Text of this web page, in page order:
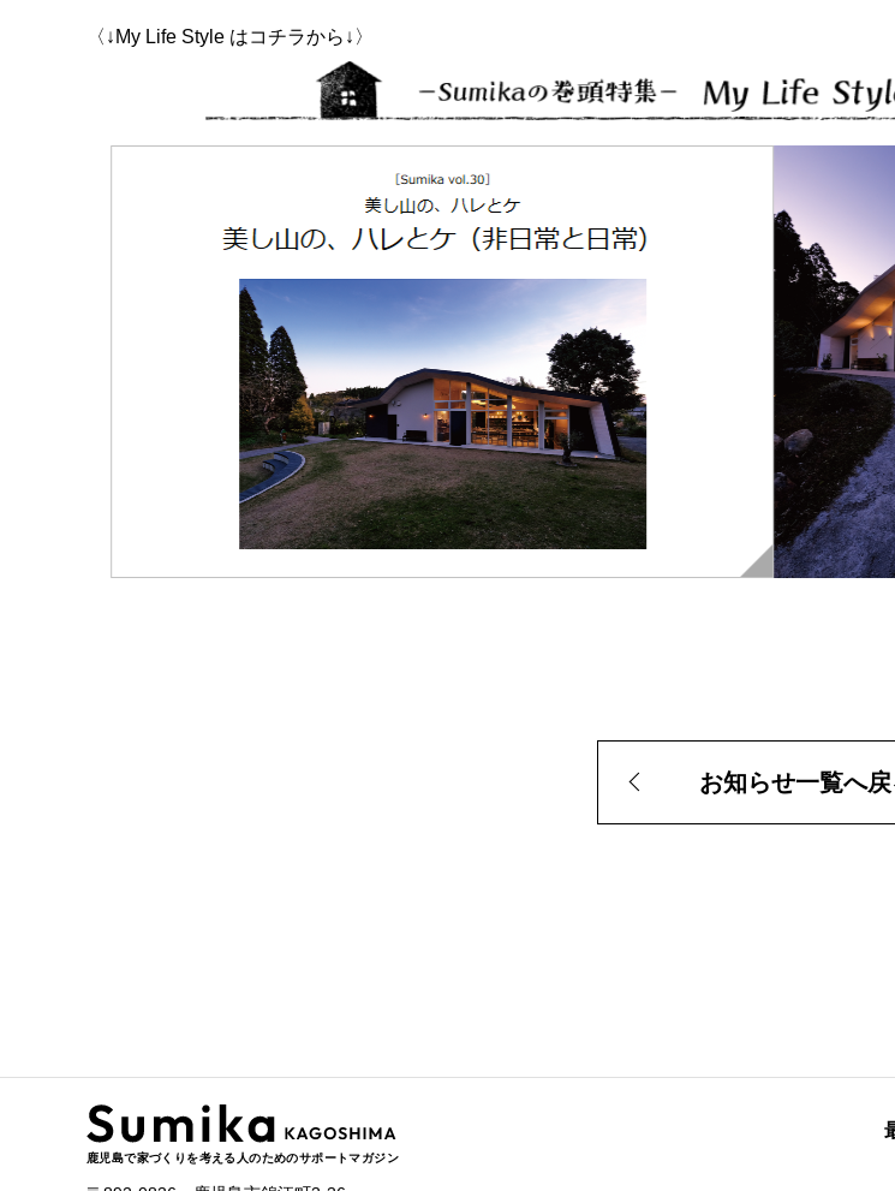
〈↓My Life Style はコチラから↓〉
お知らせ一覧へ
鹿児島で家づくりを考える人のためのサポートマガジン